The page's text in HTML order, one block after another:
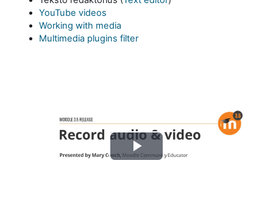
YouTube videos
Working with media
Multimedia plugins filter
Play